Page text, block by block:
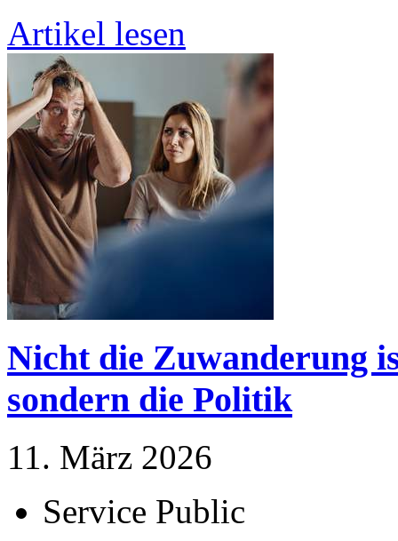
Artikel lesen
Nicht die Zuwanderung
sondern die Politik
11. März 2026
Service Public